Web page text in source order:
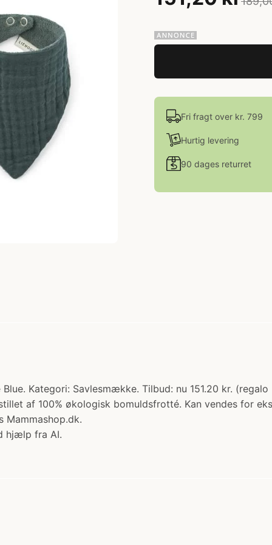
Fri fragt over kr. 799
Hurtig levering
90 dages returret
Kategori: Savlesmække. Tilbud: nu 151.20 kr. (regalo
af 100% økologisk bomuldsfrotté. Kan vendes for
Mammashop.dk.
hjælp fra AI.